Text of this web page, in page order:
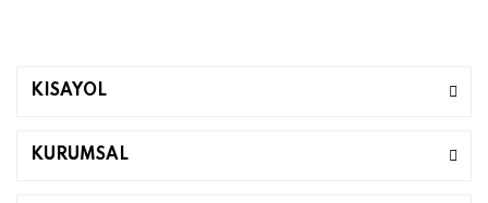
KISAYOL
KURUMSAL